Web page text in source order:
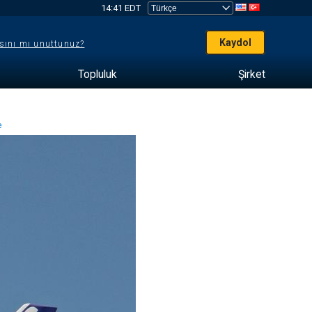
14:41 EDT
mı unuttunuz? Kaydol
Topluluk Şirket